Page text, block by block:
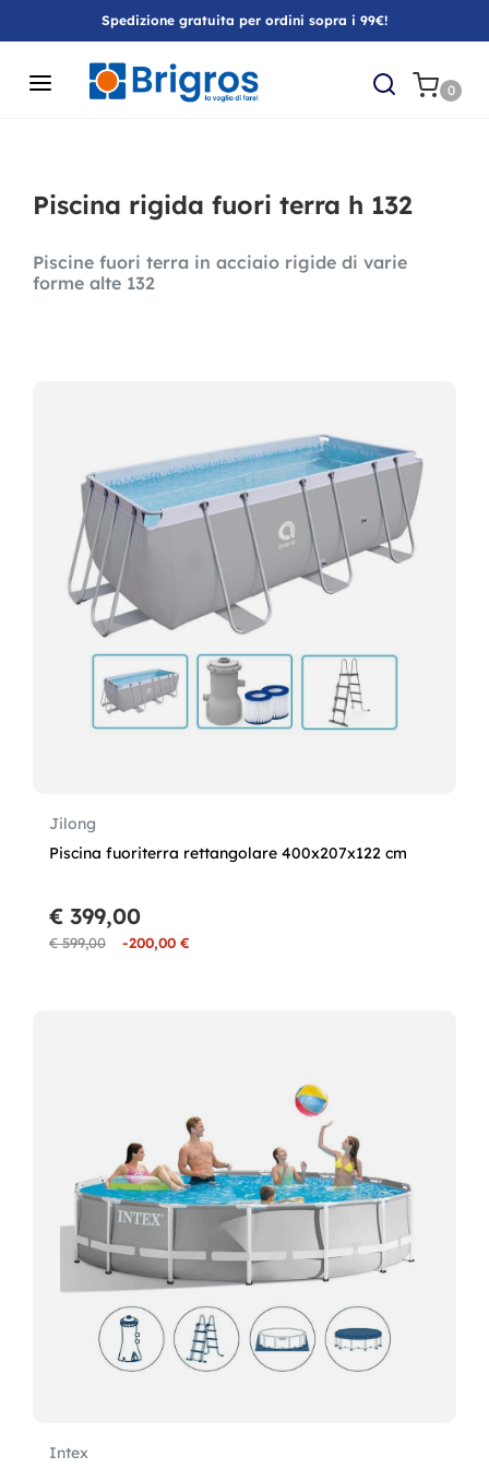
Spedizione gratuita per ordini sopra i 99€!
0
Piscina rigida fuori terra h 132
Piscine fuori terra in acciaio rigide di varie
forme alte 132
Jilong
Piscina fuoriterra rettangolare 400x207x122 cm
€ 599,00 -200,00 €
€ 399,00
Intex